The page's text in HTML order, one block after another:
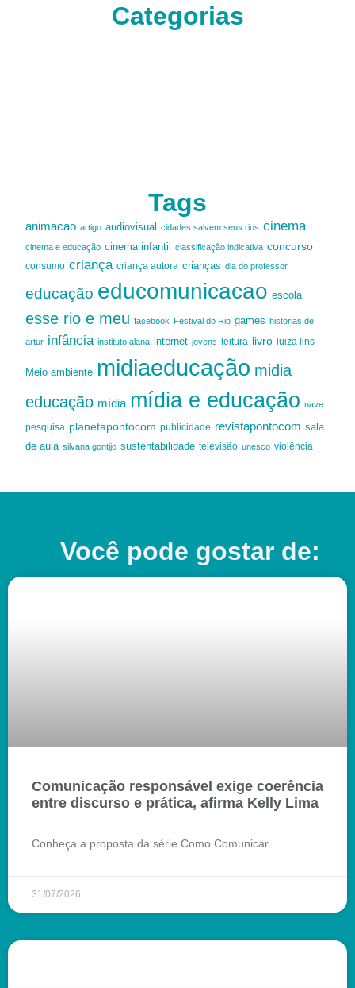
Categorias
Tags
animacao artigo audiovisual cidades salvem seus rios cinema
cinema e educação cinema infantil classificação indicativa concurso
consumo criança criança autora crianças dia do professor
educação educomunicacao escola
esse rio e meu facebook Festival do Rio games historias de
artur infância instituto alana internet jovens leitura livro luiza lins
Meio ambiente midiaeducação midia
educação mídia mídia e educação nave
pesquisa planetapontocom publicidade revistapontocom sala
de aula silvana gontijo sustentabilidade televisão unesco violência
Você pode gostar de:
Comunicação responsável exige coerência
entre discurso e prática, afirma Kelly Lima
Conheça a proposta da série Como Comunicar.
31/07/2026